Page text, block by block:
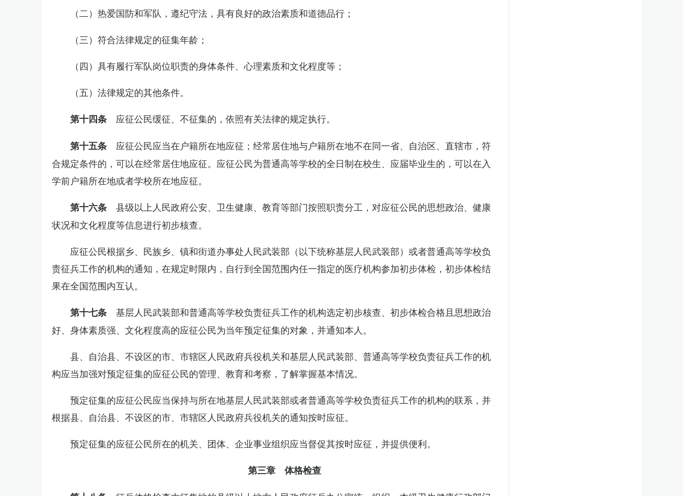
（二）热爱国防和军队，遵纪守法，具有良好的政治素质和道德品行；
（三）符合法律规定的征集年龄；
（四）具有履行军队岗位职责的身体条件、心理素质和文化程度等；
（五）法律规定的其他条件。
第十四条 应征公民缓征、不征集的，依照有关法律的规定执行。
第十五条 应征公民应当在户籍所在地应征；经常居住地与户籍所在地不在同一省、自治区、直辖市，符
合规定条件的，可以在经常居住地应征。应征公民为普通高等学校的全日制在校生、应届毕业生的，可以在入
学前户籍所在地或者学校所在地应征。
第十六条 县级以上人民政府公安、卫生健康、教育等部门按照职责分工，对应征公民的思想政治、健康
状况和文化程度等信息进行初步核查。
应征公民根据乡、民族乡、镇和街道办事处人民武装部（以下统称基层人民武装部）或者普通高等学校负
责征兵工作的机构的通知，在规定时限内，自行到全国范围内任一指定的医疗机构参加初步体检，初步体检结
果在全国范围内互认。
第十七条 基层人民武装部和普通高等学校负责征兵工作的机构选定初步核查、初步体检合格且思想政治
好、身体素质强、文化程度高的应征公民为当年预定征集的对象，并通知本人。
县、自治县、不设区的市、市辖区人民政府兵役机关和基层人民武装部、普通高等学校负责征兵工作的机
构应当加强对预定征集的应征公民的管理、教育和考察，了解掌握基本情况。
预定征集的应征公民应当保持与所在地基层人民武装部或者普通高等学校负责征兵工作的机构的联系，并
根据县、自治县、不设区的市、市辖区人民政府兵役机关的通知按时应征。
预定征集的应征公民所在的机关、团体、企业事业组织应当督促其按时应征，并提供便利。
第三章 体格检查